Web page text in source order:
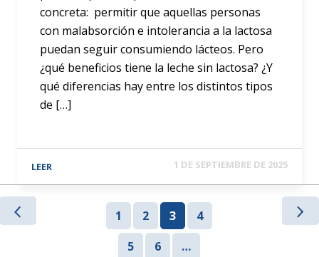
concreta: permitir que aquellas personas
con malabsorción e intolerancia a la lactosa
puedan seguir consumiendo lácteos. Pero
¿qué beneficios tiene la leche sin lactosa? ¿Y
qué diferencias hay entre los distintos tipos
de […]
LEER 1 DE SEPTIEMBRE DE 2025
1 2 3
4
5
6
…